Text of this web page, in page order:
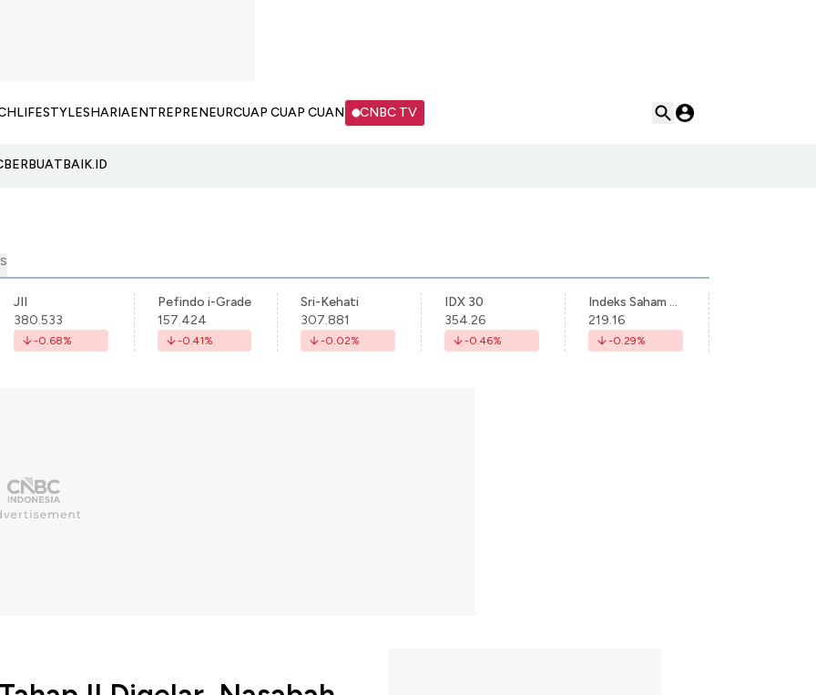
LIFESTYLESHARIAENTREPRENEURCUAP CUAP CUAN CNBC TV
BERBUATBAIK.ID
JII
380.533
-0.68%
Pefindo i-Grade
157.424
-0.41%
Sri-Kehati
307.881
-0.02%
IDX 30
354.26
-0.46%
Indeks Saham Syariah Indonesia
219.16
-0.29%